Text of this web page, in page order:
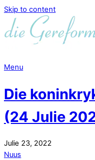
Skip to content
Menu
Die
(24 Julie
Julie 23, 2022
Nuus